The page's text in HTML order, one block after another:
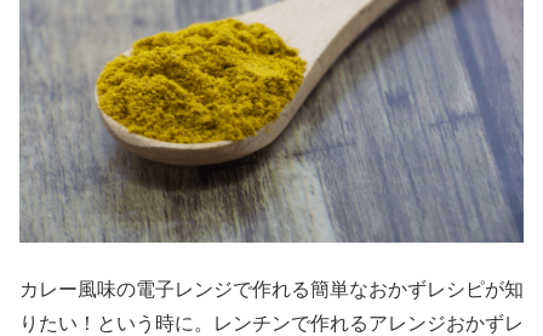
カレー風味の電子レンジで作れる簡単なおかずレシピが知
りたい！という時に。レンチンで作れるアレンジおかずレ